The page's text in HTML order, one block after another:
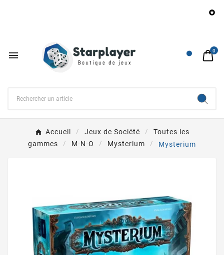

 0
Accueil Jeux de Société
Toutes les
gammes
M-N-O Mysterium Mysterium